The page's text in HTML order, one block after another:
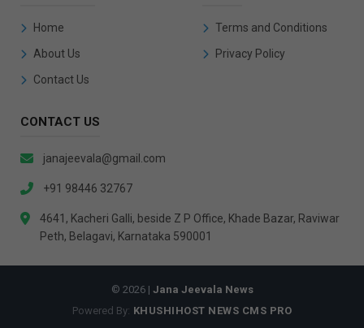
Home
About Us
Contact Us
Terms and Conditions
Privacy Policy
CONTACT US
janajeevala@gmail.com
+91 98446 32767
4641, Kacheri Galli, beside Z P Office, Khade Bazar, Raviwar
Peth, Belagavi, Karnataka 590001
© 2026 | Jana Jeevala News
Powered By: KHUSHIHOST NEWS CMS PRO